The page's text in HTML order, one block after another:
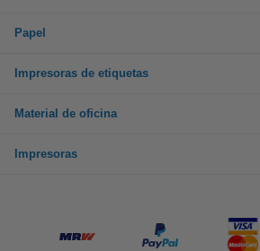
Papel
Impresoras de etiquetas
Material de oficina
Impresoras